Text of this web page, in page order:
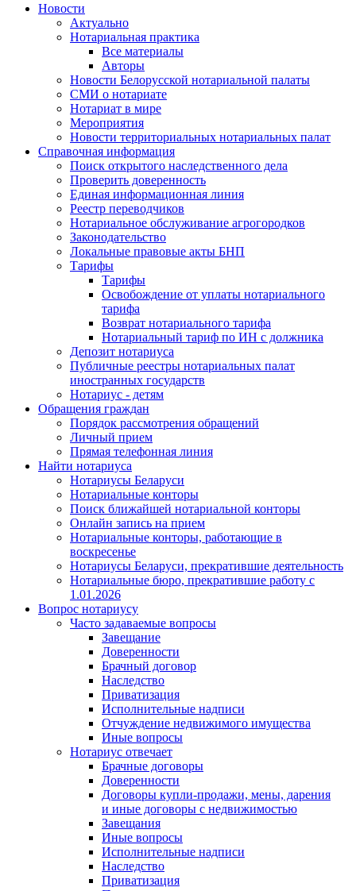
Новости
Актуально
Нотариальная практика
Все материалы
Авторы
Новости Белорусской нотариальной палаты
СМИ о нотариате
Нотариат в мире
Мероприятия
Новости территориальных нотариальных палат
Справочная информация
Поиск открытого наследственного дела
Проверить доверенность
Единая информационная линия
Реестр переводчиков
Нотариальное обслуживание агрогородков
Законодательство
Локальные правовые акты БНП
Тарифы
Тарифы
Освобождение от уплаты нотариального
тарифа
Возврат нотариального тарифа
Нотариальный тариф по ИН с должника
Депозит нотариуса
Публичные реестры нотариальных палат
иностранных государств
Нотариус - детям
Обращения граждан
Порядок рассмотрения обращений
Личный прием
Прямая телефонная линия
Найти нотариуса
Нотариусы Беларуси
Нотариальные конторы
Поиск ближайшей нотариальной конторы
Онлайн запись на прием
Нотариальные конторы, работающие в
воскресенье
Нотариусы Беларуси, прекратившие деятельность
Нотариальные бюро, прекратившие работу с
1.01.2026
Вопрос нотариусу
Часто задаваемые вопросы
Завещание
Доверенности
Брачный договор
Наследство
Приватизация
Исполнительные надписи
Отчуждение недвижимого имущества
Иные вопросы
Нотариус отвечает
Брачные договоры
Доверенности
Договоры купли-продажи, мены, дарения
и иные договоры с недвижимостью
Завещания
Иные вопросы
Исполнительные надписи
Наследство
Приватизация